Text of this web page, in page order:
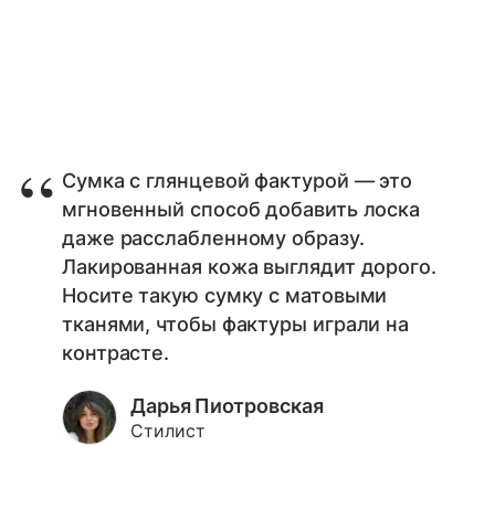
Сумка с глянцевой фактурой — это
мгновенный способ добавить лоска
даже расслабленному образу.
Лакированная кожа выглядит дорого.
Носите такую сумку с матовыми
тканями, чтобы фактуры играли на
контрасте.
Дарья Пиотровская
Стилист